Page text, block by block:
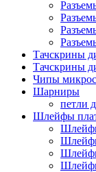
Тачскрины
Тачскрины
Чипы
Шарниры
петли
Шлейфы